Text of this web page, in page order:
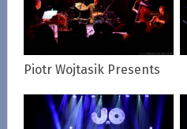
Piotr Wojtasik Presents